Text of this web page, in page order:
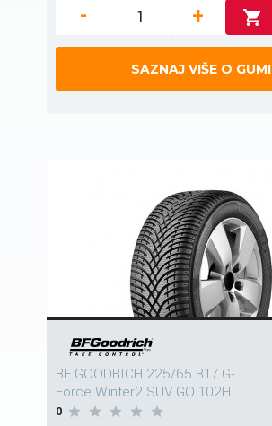
- +
SAZNAJ VIŠE O GUMI
BF GOODRICH 225/65 R17 G-
Force Winter2 SUV GO 102H
0